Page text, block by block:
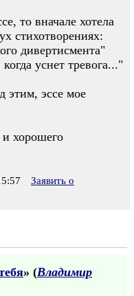
то вначале хотела
стихотворениях:
дивертисмента"
уснет тревога..."
этим, эссе мое
хорошего
Заявить о
» (Владимир